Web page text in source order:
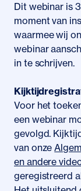
Dit webinar is
moment van
waarmee wij
webinar
in te schrijven.
Voor het
een webinar
gevolgd.
van onze
en andere
geregistreerd